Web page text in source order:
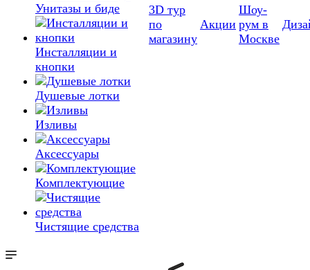
Унитазы и биде
Инсталляции и
кнопки
Душевые лотки
Изливы
Аксессуары
Комплектующие
Чистящие средства
3D тур
по
магазину
Акции
Шоу-
рум в
Москве